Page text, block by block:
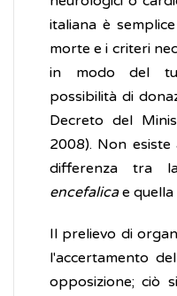
italiana è
morte e i criteri
in modo del
possibilità di
Decreto del
2008). Non esiste
differenza tra
encefalicae quella
Il prelievo di
l'accertamento
opposizione; ciò